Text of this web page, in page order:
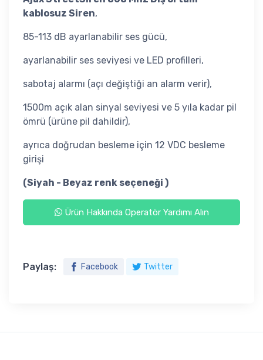
kablosuz Siren,
85-113 dB ayarlanabilir ses gücü,
ayarlanabilir ses seviyesi ve LED profilleri,
sabotaj alarmı (açı değiştiği an alarm verir),
1500m açık alan sinyal seviyesi ve 5 yıla kadar pil
ömrü (ürüne pil dahildir),
ayrıca doğrudan besleme için 12 VDC besleme
girişi
(Siyah - Beyaz renk seçeneği )
Ürün Hakkında Operatör Yardımı Alın
Paylaş: Facebook Twitter